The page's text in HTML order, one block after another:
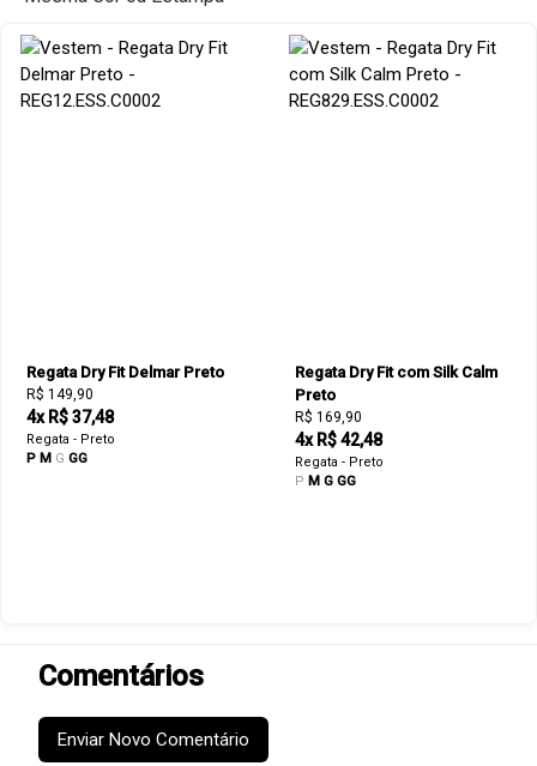
Regata Dry Fit Delmar Preto
R$ 149,90
4x R$ 37,48
Regata - Preto
P M G GG
Regata Dry Fit com Silk Calm
Preto
R$ 169,90
4x R$ 42,48
Regata - Preto
P M G GG
Comentários
Enviar Novo Comentário